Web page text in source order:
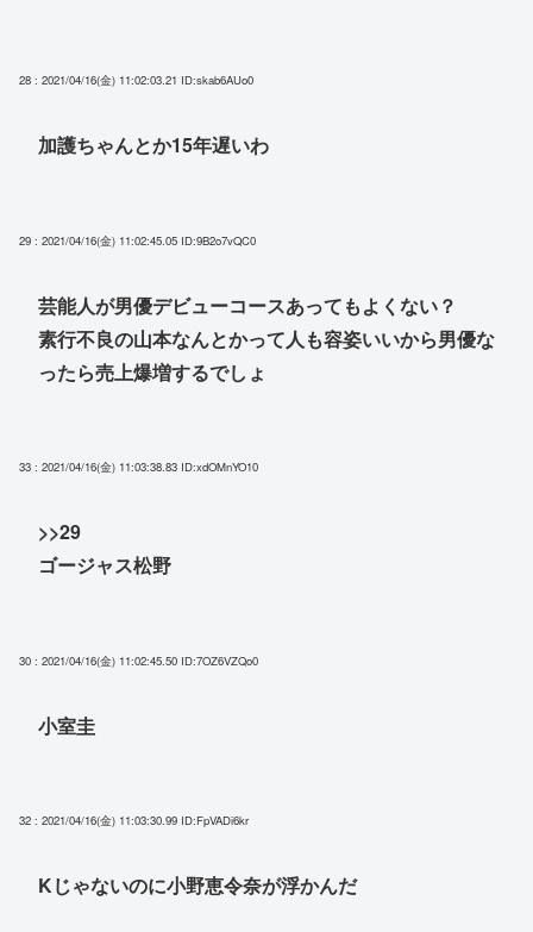
28 : 2021/04/16(金) 11:02:03.21 ID:skab6AUo0
加護ちゃんとか15年遅いわ
29 : 2021/04/16(金) 11:02:45.05 ID:9B2o7vQC0
芸能人が男優デビューコースあってもよくない？
素行不良の山本なんとかって人も容姿いいから男優な
ったら売上爆増するでしょ
33 : 2021/04/16(金) 11:03:38.83 ID:xdOMnYO10
>>29
ゴージャス松野
30 : 2021/04/16(金) 11:02:45.50 ID:7OZ6VZQo0
小室圭
32 : 2021/04/16(金) 11:03:30.99 ID:FpVADi6kr
Kじゃないのに小野恵令奈が浮かんだ